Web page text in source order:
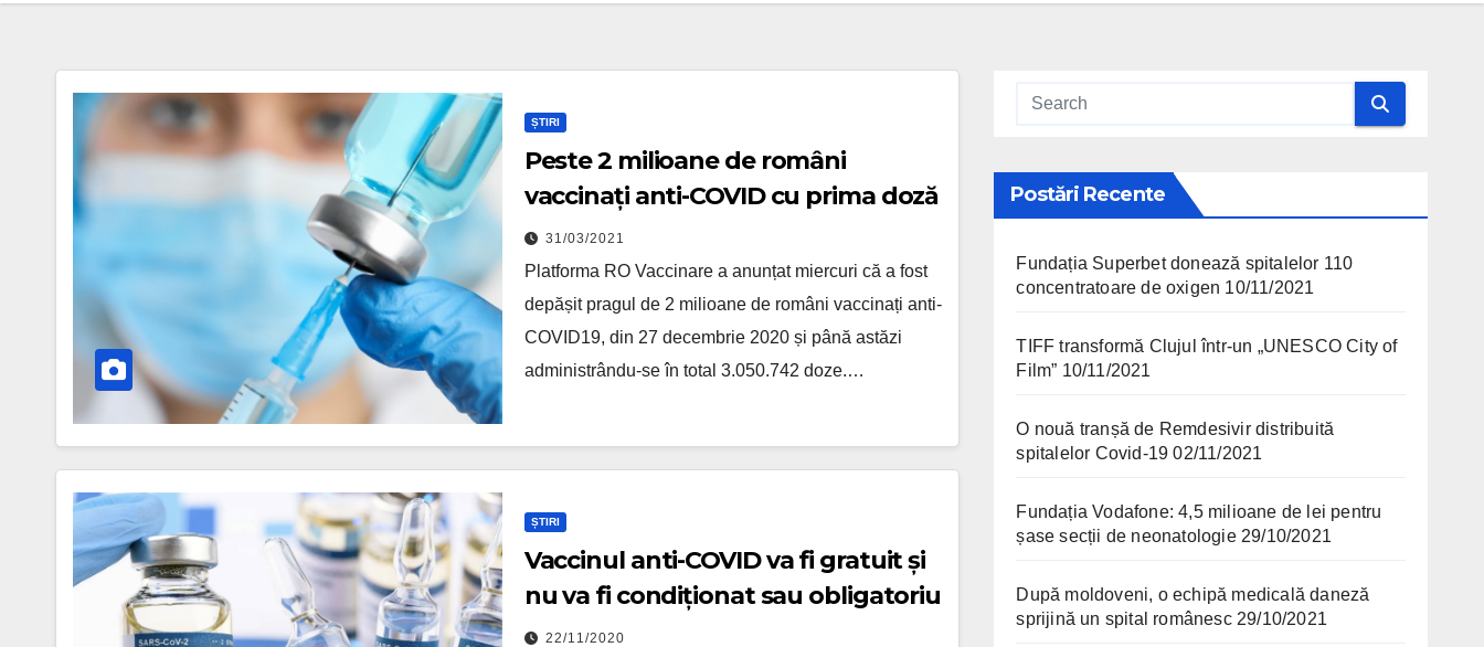
ȘTIRI
Peste 2 milioane de români
vaccinați anti-COVID cu prima doză
31/03/2021
Platforma RO Vaccinare a anunțat miercuri că a fost
depășit pragul de 2 milioane de români vaccinați anti-
COVID19, din 27 decembrie 2020 și până astăzi
administrându-se în total 3.050.742 doze.…
ȘTIRI
Vaccinul anti-COVID va fi gratuit și
nu va fi condiționat sau obligatoriu
22/11/2020
Postări Recente
Fundația Superbet donează spitalelor 110
concentratoare de oxigen 10/11/2021
TIFF transformă Clujul într-un „UNESCO City of
Film” 10/11/2021
O nouă tranșă de Remdesivir distribuită
spitalelor Covid-19 02/11/2021
Fundația Vodafone: 4,5 milioane de lei pentru
șase secții de neonatologie 29/10/2021
După moldoveni, o echipă medicală daneză
sprijină un spital românesc 29/10/2021